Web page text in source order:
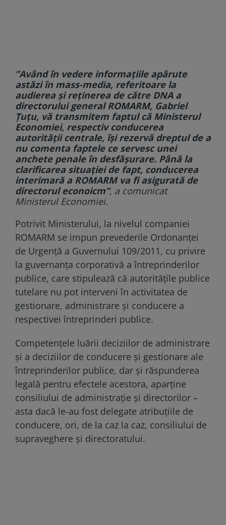
”Având în vedere informaţiile apărute
astăzi în mass-media, referitoare la
audierea şi reţinerea de către DNA a
directorului general ROMARM, Gabriel
Ţuţu, vă transmitem faptul că Ministerul
Economiei, respectiv conducerea
autorităţii centrale, îşi rezervă dreptul de a
nu comenta faptele ce servesc unei
anchete penale în desfăşurare. Până la
clarificarea situaţiei de fapt, conducerea
interimară a ROMARM va fi asigurată de
directorul econoicm”, a comunicat
Ministerul Economiei.
Potrivit Ministerului, la nivelul companiei
ROMARM se impun prevederile Ordonanței
de Urgență a Guvernului 109/2011, cu privire
la guvernanța corporativă a întreprinderilor
publice, care stipulează că autoritățile publice
tutelare nu pot interveni în activitatea de
gestionare, administrare și conducere a
respectivei întreprinderi publice.
Competențele luării deciziilor de administrare
și a deciziilor de conducere și gestionare ale
întreprinderilor publice, dar și răspunderea
legală pentru efectele acestora, aparține
consiliului de administrație și directorilor –
asta dacă le-au fost delegate atribuțiile de
conducere, ori, de la caz la caz, consiliului de
supraveghere și directoratului.